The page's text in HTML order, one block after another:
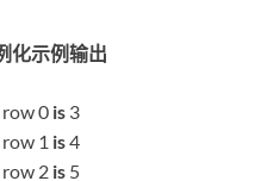
化示例输出
0 is 3
1 is4
2 is 5